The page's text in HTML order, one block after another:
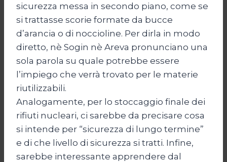
sicurezza messa in secondo piano, come se
si trattasse scorie formate da bucce
d’arancia o di noccioline. Per dirla in modo
diretto, nè Sogin nè Areva pronunciano una
sola parola su quale potrebbe essere
l’impiego che verrà trovato per le materie
riutilizzabili.
Analogamente, per lo stoccaggio finale dei
rifiuti nucleari, ci sarebbe da precisare cosa
si intende per “sicurezza di lungo termine”
e di che livello di sicurezza si tratti. Infine,
sarebbe interessante apprendere dal